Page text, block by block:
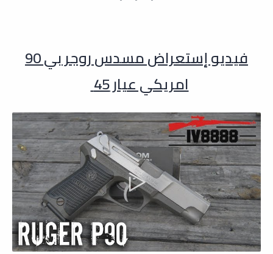
فيديو إستعراض مسدس روجر بي 90
امريكي عيار 45